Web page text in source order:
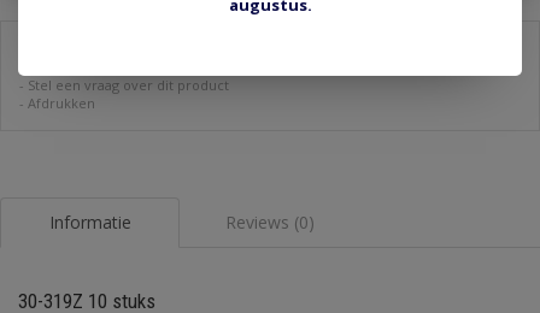
- Stel een vraag over dit product
- Afdrukken
Informatie Reviews (0)
30-319Z 10 stuks
augustus.